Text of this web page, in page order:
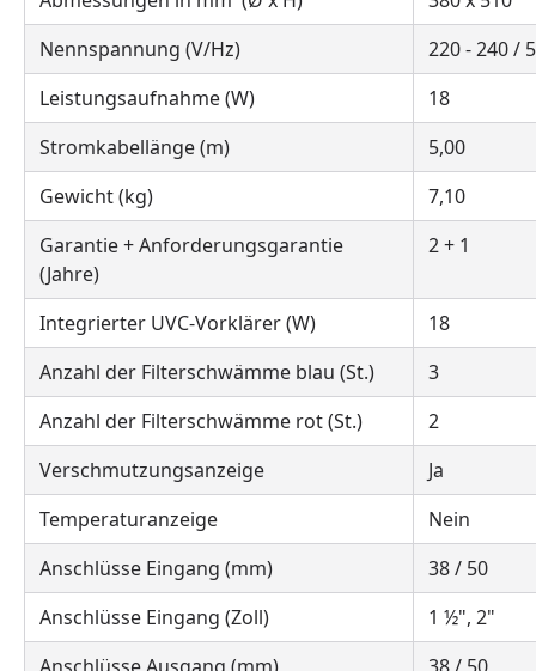
Nennspannung (V/Hz)
220 - 240 /
Leistungsaufnahme (W)
18
Stromkabellänge (m)
5,00
Gewicht (kg)
7,10
Garantie + Anforderungsgarantie
(Jahre)
2 + 1
Integrierter UVC-Vorklärer (W)
18
Anzahl der Filterschwämme blau (St.)
3
Anzahl der Filterschwämme rot (St.)
2
Verschmutzungsanzeige
Ja
Temperaturanzeige
Nein
Anschlüsse Eingang (mm)
38 / 50
Anschlüsse Eingang (Zoll)
1 ½", 2"